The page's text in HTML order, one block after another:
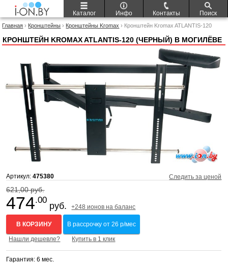
Каталог Инфо Контакты Поиск
Главная › Кронштейны › Кронштейны Kromax › Кронштейн Kromax ATLANTIS-120
КРОНШТЕЙН KROMAX ATLANTIS-120 (ЧЕРНЫЙ) В МОГИЛЁВЕ
Артикул:475380 Следить за ценой
621,00 руб.
474.00
руб. +248 ионов на баланс
В КОРЗИНУ В рассрочку от 26 р/мес
Нашли дешевле? Купить в 1 клик
Гарантия: 6 мес.